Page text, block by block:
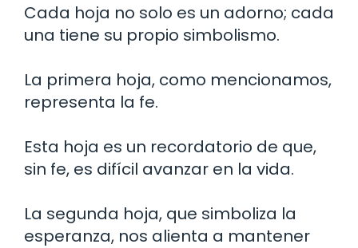
Cada hoja no solo es un adorno; cada
una tiene su propio simbolismo.
La primera hoja, como mencionamos,
representa la fe.
Esta hoja es un recordatorio de que,
sin fe, es difícil avanzar en la vida.
La segunda hoja, que simboliza la
esperanza, nos alienta a mantener